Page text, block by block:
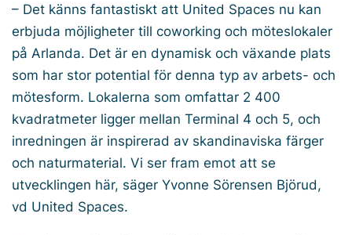
– Det känns fantastiskt att United Spaces nu kan
erbjuda möjligheter till coworking och möteslokaler
på Arlanda. Det är en dynamisk och växande plats
som har stor potential för denna typ av arbets- och
mötesform. Lokalerna som omfattar 2 400
kvadratmeter ligger mellan Terminal 4 och 5, och
inredningen är inspirerad av skandinaviska färger
och naturmaterial. Vi ser fram emot att se
utvecklingen här, säger Yvonne Sörensen Björud,
vd United Spaces.